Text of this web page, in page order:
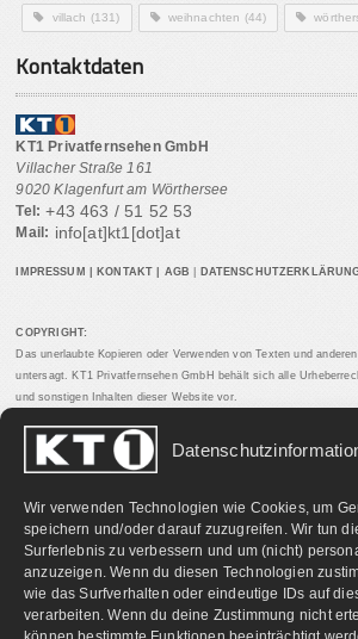
Wir verwenden Technologien wie Cookies, um
speichern und/oder darauf zuzugreifen. Wir tun
Surferlebnis zu verbessern und um (nicht)
anzuzeigen. Wenn du diesen Technologien
wie das Surfverhalten oder eindeutige IDs auf
verarbeiten. Wenn du deine Zustimmung nicht
villach (131) weihnachten (44)
Kontaktdaten
KT1 Privatfernsehen GmbH
Villacher Straße 161
9020 Klagenfurt am Wörthersee
Tel: +43 463 / 51 52 53
Mail: info[at]kt1[dot]at
IMPRESSUM KONTAKT AGB
COPYRIGHT:
Das unerlaubte Kopieren oder Verwenden von Texten und
untersagt. KT1 Privatfernsehen GmbH behält sich alle
und sonstigen Inhalten dieser Website vor.
PARTNERLINKS: